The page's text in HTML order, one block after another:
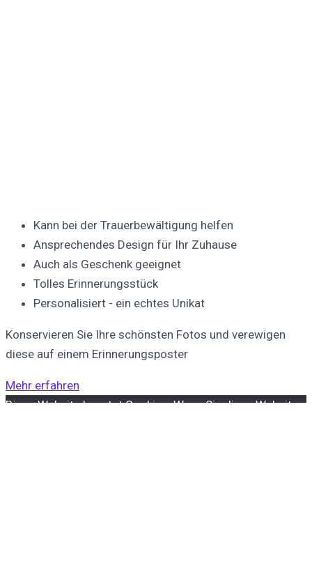
Kann bei der Trauerbewältigung helfen
Ansprechendes Design für Ihr Zuhause
Auch als Geschenk geeignet
Tolles Erinnerungsstück
Personalisiert - ein echtes Unikat
Konservieren Sie Ihre schönsten Fotos und verewigen
diese auf einem Erinnerungsposter
Mehr erfahren
Diese Website benutzt Cookies. Wenn Sie diese Website